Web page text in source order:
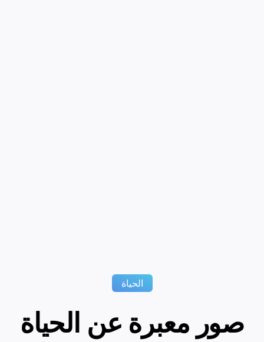
الحياة
صور معبرة عن الحياة